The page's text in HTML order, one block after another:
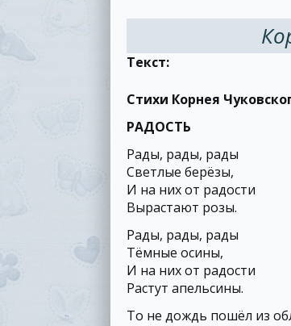
Текст:
Стихи Корнея
РАДОСТЬ
Рады, рады, рады
Светлые берёзы,
И на них от радости
Вырастают розы.
Рады, рады, рады
Тёмные осины,
И на них от радости
Растут апельсины.
То не дождь пошёл из